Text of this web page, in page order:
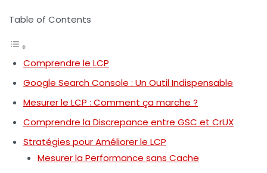
Table of Contents
Comprendre le LCP
Google Search Console : Un Outil Indispensable
Mesurer le LCP : Comment ça marche ?
Comprendre la Discrepance entre GSC et CrUX
Stratégies pour Améliorer le LCP
Mesurer la Performance sans Cache